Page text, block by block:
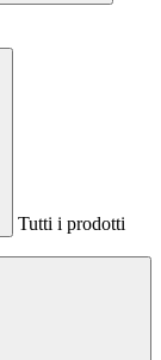
Tutti i prodotti